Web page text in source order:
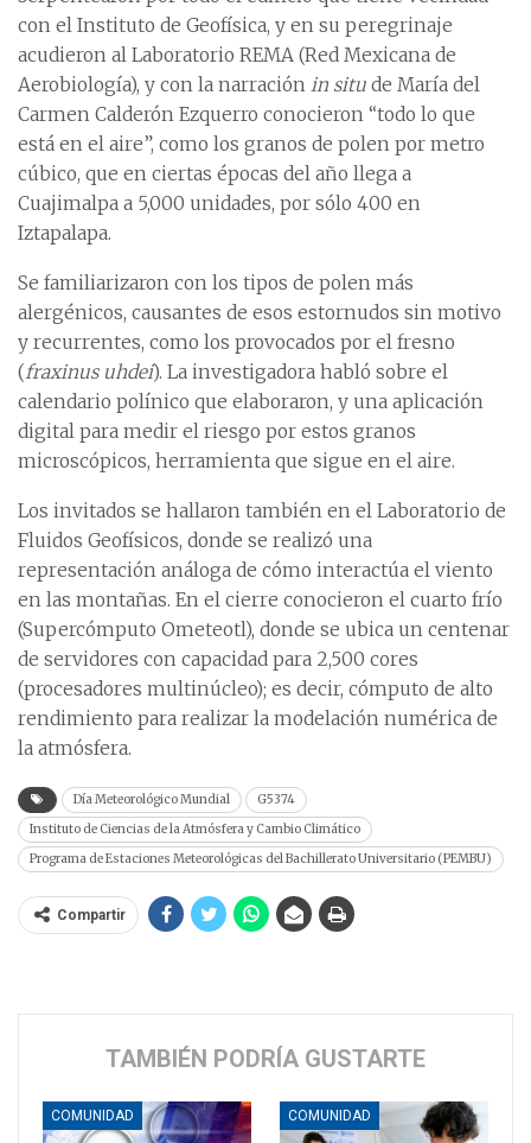
con el Instituto de Geofísica, y en su peregrinaje
acudieron al Laboratorio REMA (Red Mexicana de
Aerobiología), y con la narración in situ de María del
Carmen Calderón Ezquerro conocieron “todo lo que
está en el aire”, como los granos de polen por metro
cúbico, que en ciertas épocas del año llega a
Cuajimalpa a 5,000 unidades, por sólo 400 en
Iztapalapa.
Se familiarizaron con los tipos de polen más
alergénicos, causantes de esos estornudos sin motivo
y recurrentes, como los provocados por el fresno
(fraxinus uhdei). La investigadora habló sobre el
calendario polínico que elaboraron, y una aplicación
digital para medir el riesgo por estos granos
microscópicos, herramienta que sigue en el aire.
Los invitados se hallaron también en el Laboratorio de
Fluidos Geofísicos, donde se realizó una
representación análoga de cómo interactúa el viento
en las montañas. En el cierre conocieron el cuarto frío
(Supercómputo Ometeotl), donde se ubica un centenar
de servidores con capacidad para 2,500 cores
(procesadores multinúcleo); es decir, cómputo de alto
rendimiento para realizar la modelación numérica de
la atmósfera.
Día Meteorológico Mundial
G5374
Instituto de Ciencias de la Atmósfera y Cambio Climático
Programa de Estaciones Meteorológicas del Bachillerato Universitario (PEMBU)
Compartir
TAMBIÉN PODRÍA GUSTARTE
COMUNIDAD COMUNIDAD